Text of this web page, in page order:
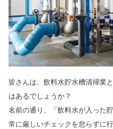
皆さんは、飲料水貯水槽清掃業
はあるでしょうか？
名前の通り、「飲料水が入った
常に厳しいチェックを怠らずに